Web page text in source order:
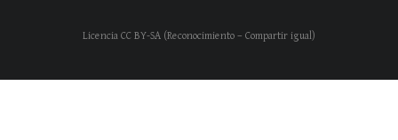
Licencia CC BY-SA (Reconocimiento – Compartir igual)